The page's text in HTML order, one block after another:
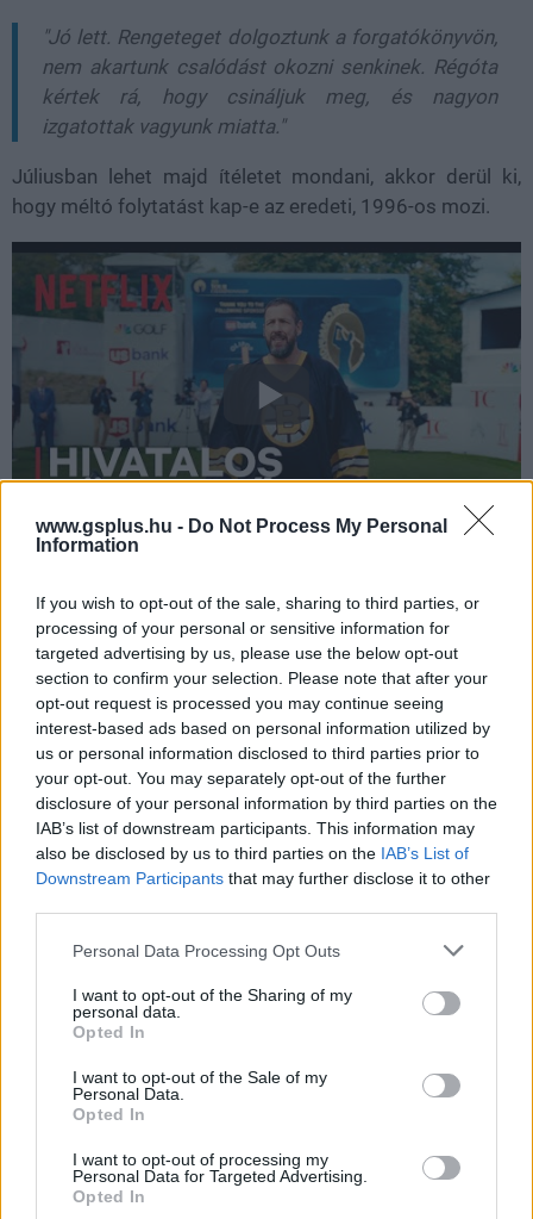
www.gsplus.hu - Do Not Process My Personal
Information
If you wish to opt-out of the sale, sharing to third parties, or
processing of your personal or sensitive information for
targeted advertising by us, please use the below opt-out
section to confirm your selection. Please note that after your
opt-out request is processed you may continue seeing
interest-based ads based on personal information utilized by
us or personal information disclosed to third parties prior to
your opt-out. You may separately opt-out of the further
disclosure of your personal information by third parties on the
IAB’s list of downstream participants. This information may
also be disclosed by us to third parties on the IAB’s List of
Downstream Participants that may further disclose it to other
Please note that this website/app uses one or more Google
not limited to your visit or usage behaviour. You may click to
grant or deny consent to Google and its third-party tags to
use your data for below specified purposes in below Google
consent section.
Personal Data Processing Opt Outs
I want to opt-out of the Sharing of my
personal data.
Opted In
I want to opt-out of the Sale of my
Personal Data.
Opted In
I want to opt-out of processing my
Personal Data for Targeted Advertising.
Opted In
"Jó lett. Rengeteget dolgoztunk a forgatókönyvön,
nem akartunk csalódást okozni senkinek. Régóta
kértek rá, hogy csináljuk meg, és nagyon
izgatottak vagyunk miatta."
Júliusban lehet majd ítéletet mondani, akkor derül ki,
hogy méltó folytatást kap-e az eredeti, 1996-os mozi.
Beszélgetnél velünk erről a hírről?
Lennél a GameStar közösség tagja? Gyere a
GameStar Party/Chat Facebook csoportba, dobj fel
témákat, dumálj régi és új GS írókkal, olvasókkal!
Csatlakozom
SMASH by Meló-Diák: Homok, zene és a nyár legjobb
hangulata – Jön a második forduló! (X)
sorozat.
#happy a flúgos golfos 2.
#happy gilmore 2
#adam sandler